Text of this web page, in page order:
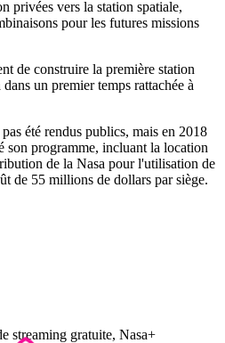
privées vers la station spatiale,
pour les futures missions
de construire la première station
un premier temps rattachée à
été rendus publics, mais en 2018
son programme, incluant la location
de la Nasa pour l'utilisation de
de 55 millions de dollars par siège.
streaming gratuite, Nasa+